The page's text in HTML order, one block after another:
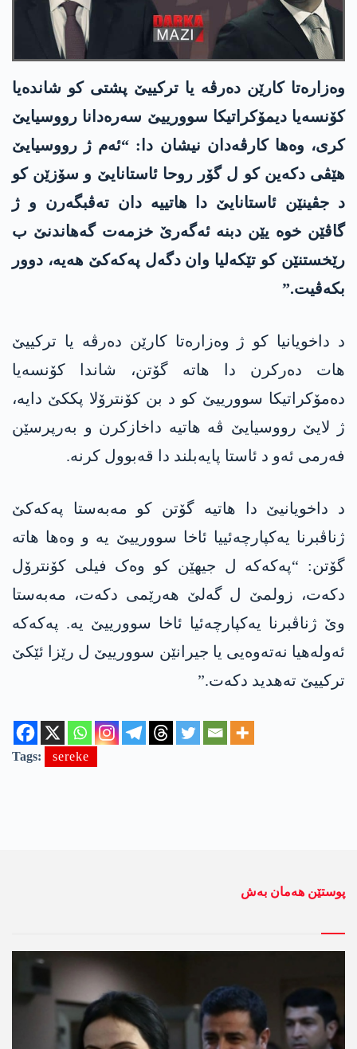
وەزارەتا کارێن دەرڤە یا ترکییێ پشتی کو شاندەیا
کۆنسەیا دیمۆکراتیکا سوورییێ سەرەدانا رووسیایێ
کری، وەھا کارڤەدان نیشان دا: “ئەم ژ رووسیایێ
ھێڤی دکەین کو ل گۆر روحا ئاستانایێ و سۆزێن کو
د جڤینێن ئاستانایێ دا ھاتییە دان تەڤبگەرن و ژ
گاڤێن خوە یێن دبنە ئەگەرێ خزمەت گەهاندنێ ب
رێخستنێن کو تێکەلیا وان دگەل پەکەکێ هەیە، دوور
بکەڤیت.”
د داخویانیا کو ژ وەزارەتا کارێن دەرڤە یا ترکییێ
ھات دەرکرن دا ھاتە گۆتن، شاندا کۆنسەیا
دەمۆکراتیکا سوورییێ کو د بن کۆنترۆلا پککێ دایە،
ژ لایێ رووسیایێ ڤە ھاتیە داخازکرن و بەرپرسێن
فەرمی ئەو د ئاستا پایەبلند دا قەبوول کرنە.
د داخویانیێ دا ھاتیە گۆتن کو مەبەستا پەکەکێ
ژناڤبرنا یەکپارچەئییا ئاخا سوورییێ یە و وەھا ھاتە
گۆتن: “پەکەکە ل جیهێن کو وەک فیلی کۆنترۆل
دکەت، زولمێ ل گەلێ ھەرێمی دکەت، مەبەستا
وێ ژناڤبرنا یەکپارچەئیا ئاخا سوورییێ یە. پەکەکە
ئەولەھیا نەتەوەیی یا جیرانێن سوورییێ ل رێزا ئێکێ
ترکییێ تەھدید دکەت.”
Tags: sereke
پوستێن ھەمان بەش